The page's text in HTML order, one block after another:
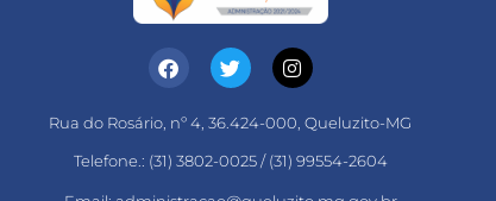
Rua do Rosário, nº 4, 36.424-000, Queluzito-MG
Telefone.: (31) 3802-0025 / (31) 99554-2604